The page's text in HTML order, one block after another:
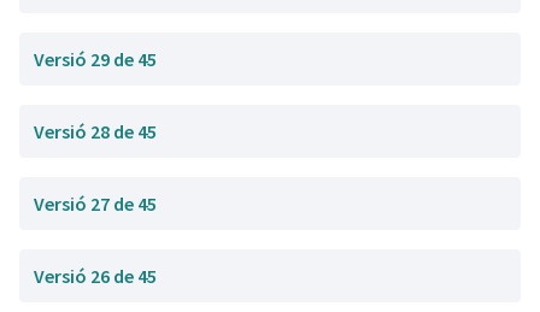
Versió 29 de 45
Versió 28 de 45
Versió 27 de 45
Versió 26 de 45